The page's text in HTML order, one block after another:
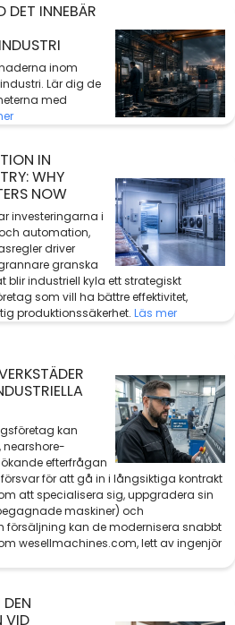
DET INNEBÄR
inom
Lär dig de
med
IN
WHY
NOW
investeringarna i
automation,
driver
granska
blir industriell kyla ett strategiskt
som vill ha bättre effektivitet,
produktionssäkerhet. Läs mer
kan
nearshore-
efterfrågan
för att gå in i långsiktiga kontrakt
att specialisera sig, uppgradera sin
maskiner) och
försäljning kan de modernisera snabbt
wesellmachines.com, lett av ingenjör
VID